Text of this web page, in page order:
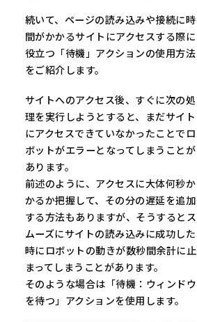
続いて、ページの読み込みや接続に時
間がかかるサイトにアクセスする際に
役立つ「待機」アクションの使用方法
をご紹介します。
サイトへのアクセス後、すぐに次の処
理を実行しようとすると、まだサイト
にアクセスできていなかったことでロ
ボットがエラーとなってしまうことが
あります。
前述のように、アクセスに大体何秒か
かるか把握して、その分の遅延を追加
する方法もありますが、そうするとス
ムーズにサイトの読み込みに成功した
時にロボットの動きが数秒間余計に止
まってしまうことがあります。
そのような場合は「待機：ウィンドウ
を待つ」アクションを使用します。